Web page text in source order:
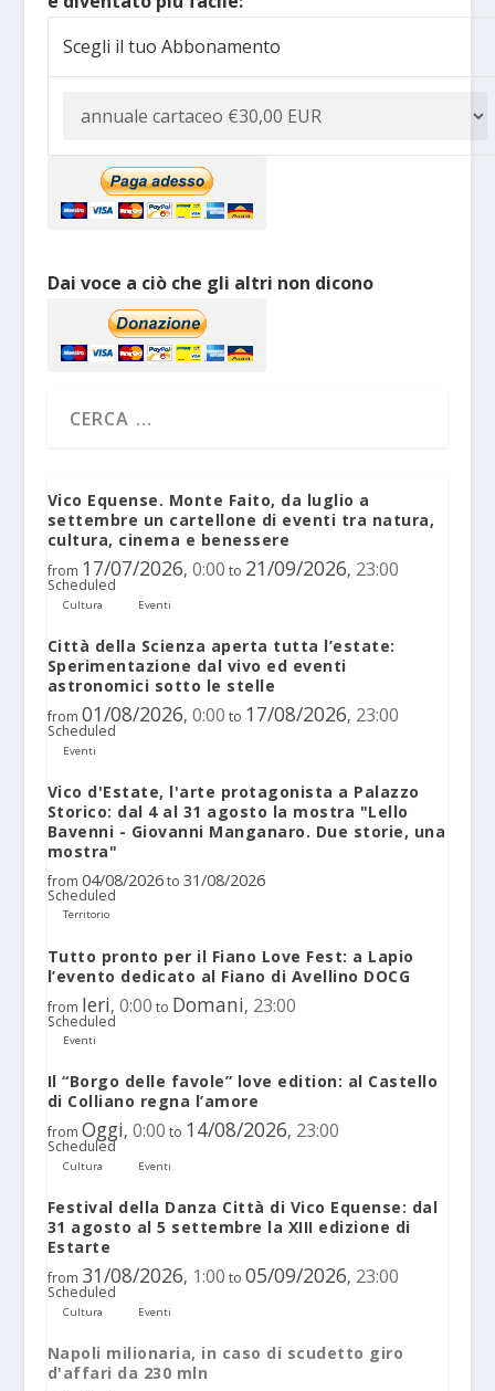
Scegli il tuo Abbonamento
Dai voce a ciò che gli altri non dicono
Vico Equense. Monte Faito, da luglio a
settembre un cartellone di eventi tra natura,
cultura, cinema e benessere
from 17/07/2026, 0:00 to 21/09/2026, 23:00
Scheduled
Cultura Eventi
Città della Scienza aperta tutta l’estate:
Sperimentazione dal vivo ed eventi
astronomici sotto le stelle
from 01/08/2026, 0:00 to 17/08/2026, 23:00
Scheduled
Eventi
Vico d'Estate, l'arte protagonista a Palazzo
Storico: dal 4 al 31 agosto la mostra "Lello
Bavenni - Giovanni Manganaro. Due storie, una
mostra"
from 04/08/2026 to 31/08/2026
Scheduled
Territorio
Tutto pronto per il Fiano Love Fest: a Lapio
l’evento dedicato al Fiano di Avellino DOCG
from Ieri, 0:00 to Domani, 23:00
Scheduled
Eventi
Il “Borgo delle favole” love edition: al Castello
di Colliano regna l’amore
from Oggi, 0:00 to 14/08/2026, 23:00
Scheduled
Cultura Eventi
Festival della Danza Città di Vico Equense: dal
31 agosto al 5 settembre la XIII edizione di
Estarte
from 31/08/2026, 1:00 to 05/09/2026, 23:00
Scheduled
Cultura Eventi
Napoli milionaria, in caso di scudetto giro
d'affari da 230 mln